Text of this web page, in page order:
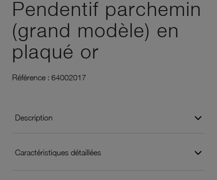
Pendentif parchemin
(grand modèle) en
plaqué or
Référence : 64002017
Description
Caractéristiques détaillées